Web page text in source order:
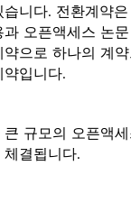
니다. 전환계약
오픈액세스 논
으로 하나의 계
입니다.
규모의 오픈액
결됩니다.